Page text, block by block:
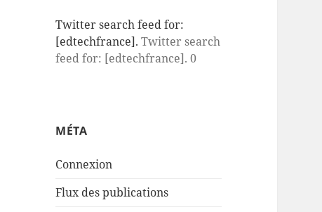
Twitter search feed for:
[edtechfrance]. Twitter search
feed for: [edtechfrance]. 0
MÉTA
Connexion
Flux des publications